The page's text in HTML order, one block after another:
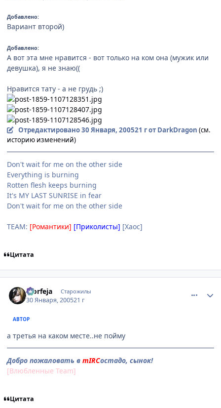
Добавлено:
Вариант второй)
Добавлено:
А вот эта мне нравится - вот только на ком она (мужик или
девушка), я не знаю((
Нравится тату - а не грудь ;)
Отредактировано30 Января, 200521 гот DarkDragon (см.
историю изменений)
Don't wait for me on the other side
Everything is burning
Rotten flesh keeps burning
It's MY LAST SUNRISE in fear
Don't wait for me on the other side
TEAM: [Романтики] [Приколисты] [Хаос]
Цитата
Morfeja Старожилы
30 Января, 200521 г
АВТОР
а третья на каком месте..не пойму
Добро пожаловать в mIRCостадо, сынок!
[Влюбленные Team]
Цитата